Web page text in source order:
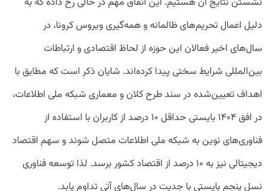
‌دلیل اعمال تحریم‌های ظالمانه و همه‌گیری ویروس کرونا، در
سال‌های اخیر فعالان این حوزه از لحاظ اقتصادی و ارتباطات
بین‌المللی شرایط سختی پیدا کرده‌اند. شایان ذکر است که مطابق با
اهداف تعیین‌شده در سند طرح کلان و معماری شبکه ملی اطلاعات،
در افق ۱۴۰۴ بایستی حداقل ۱۰ درصد از کاربران با استفاده از
فناوری‌های نوین به شبکه ملی اطلاعات متصل شوند و سهم اقتصاد
دیجیتالی نیز به ۱۰ درصد از اقتصاد کشور برسد. لذا توسعه فناوری
نسل پنجم بایستی با جدیت در سال‌های آتی تداوم یابد.